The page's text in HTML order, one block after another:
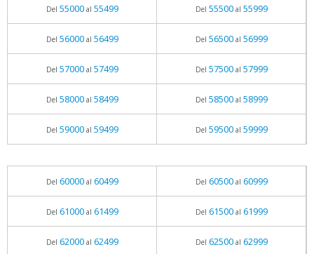
Del 55000al 55499 Del 55500al 55999
Del 56000al 56499 Del 56500al 56999
Del 57000al 57499 Del 57500al 57999
Del 58000al 58499 Del 58500al 58999
Del 59000al 59499 Del 59500al 59999
Del 60000al 60499 Del 60500al 60999
Del 61000al 61499 Del 61500al 61999
Del 62000al 62499 Del 62500al 62999